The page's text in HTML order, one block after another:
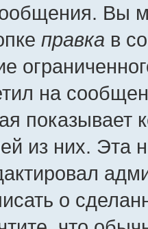
Вы
правка в
на
показывает
из них. Эта
о